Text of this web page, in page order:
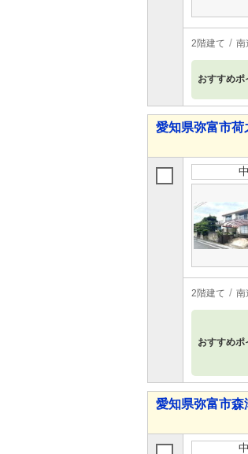
2階建て 南
おすすめポ
愛知県弥富市
2階建て 南
おすすめポ
愛知県弥富市